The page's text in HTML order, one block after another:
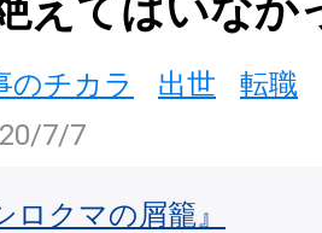
えてはいなか
のチカラ 出世
転職
7/7
ロクマの屑籠』